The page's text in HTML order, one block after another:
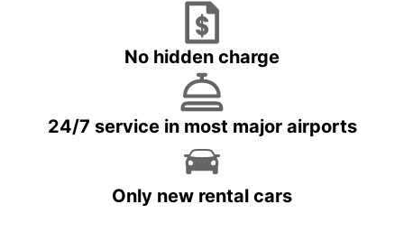
No hidden charge
24/7 service in most major airports
Only new rental cars